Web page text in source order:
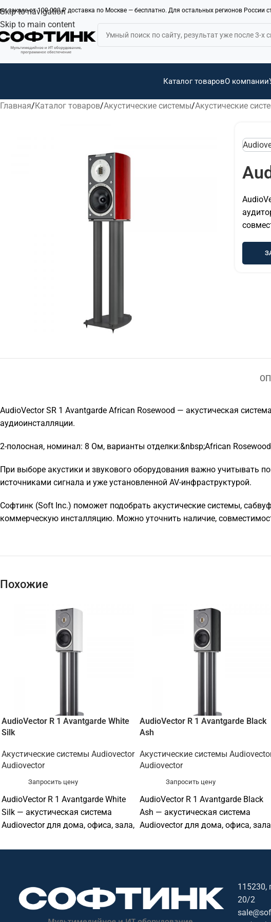
Skip to navigation
Skip to main content
заказе от 100 000 ₽ доставка по Москве — бесплатно. Для остальных регионов России
Каталог товаровО компании
Главная Каталог товаров Акустические системы Акустические
AudioVector SR 1 Avantgarde African Rosewood — акустическая
аудиоинсталляции.
2-полосная, номинал: 8 Ом, варианты отделки:&nbsp;African
При выборе акустики и звукового оборудования важно учитывать
источниками сигнала и уже установленной AV-инфраструктурой.
Софтинк (Soft Inc.) поможет подобрать акустические системы,
коммерческую инсталляцию. Можно уточнить наличие,
Похожие
AudioVector R 1 Avantgarde White
Silk
Акустические системы Audiovector
Audiovector
Запросить цену
AudioVector R 1 Avantgarde White
Silk — акустическая система
Audiovector для дома, офиса, зала,
магазина или профессиональной
оборудование и подготовить КП.
AudioVector R 1 Avantgarde Black
Ash
Акустические системы
Audiovector
Запросить цену
AudioVector R 1 Avantgarde Black
Ash — акустическая система
Audiovector для дома, офиса,
магазина или профессиональной
оборудование и подготовить КП.
115230,
20/2